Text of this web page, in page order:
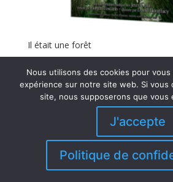
Il était une forêt
© 2019-2026 Jeux Opla -
N°SIRET 80363667900026 -
Nous utilisons des cookies pour vous
expérience sur notre site web. Si vous
site, nous supposerons que vous
J'accepte
Politique de